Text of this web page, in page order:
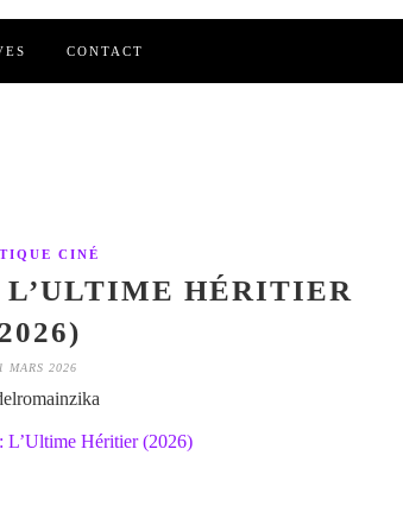
CONTACT
CINÉ
HÉRITIER
MARS 2026